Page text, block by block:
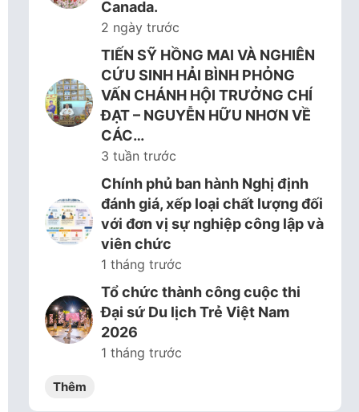
Canada.
2 ngày trước
TIẾN SỸ HỒNG MAI VÀ NGHIÊN
CỨU SINH HẢI BÌNH PHỎNG
VẤN CHÁNH HỘI TRƯỞNG CHÍ
ĐẠT – NGUYỄN HỮU NHƠN VỀ
CÁC…
3 tuần trước
Chính phủ ban hành Nghị định
đánh giá, xếp loại chất lượng đối
với đơn vị sự nghiệp công lập và
viên chức
1 tháng trước
Tổ chức thành công cuộc thi
Đại sứ Du lịch Trẻ Việt Nam
2026
1 tháng trước
Thêm